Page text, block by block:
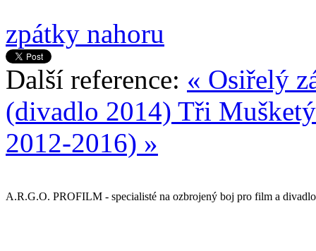
zpátky nahoru
Další reference: « Osiřelý
(divadlo 2014) Tři
2012-2016) »
A.R.G.O. PROFILM - specialisté na ozbrojený boj pro film a divadlo